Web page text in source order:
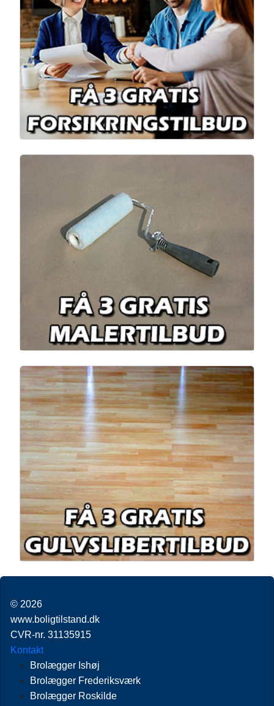
© 2026
www.boligtilstand.dk
CVR-nr. 31135915
Kontakt
Brolægger Ishøj
Brolægger Frederiksværk
Brolægger Roskilde